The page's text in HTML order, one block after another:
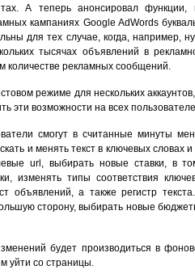
А теперь анонсировал функции,
кампаниях Google AdWords
для тех случае, когда, например,
тысячах объявлений в
количестве рекламных сообщений.
режиме для нескольких
эти возможности на всех
смогут в считанные минуты
и менять текст в ключевых словах
url, выбирать новые ставки, в
изменять типы соответствия
объявлений, а также регистр
сторону, выбирать новые
будет производиться в
уйти со страницы.